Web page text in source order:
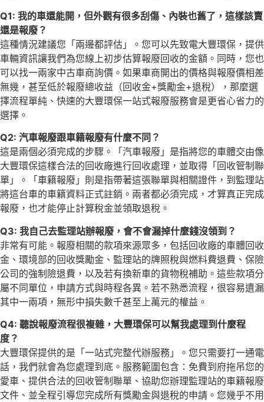
Q1: 我的車還能開，但外觀有很多刮傷、內裝也舊了，這樣該賣
還是報廢？
這種情況建議您「兩邊都評估」。您可以先致電大豐環保，提供
車輛資訊讓我們為您線上初步估算報廢回收的金額。同時，您也
可以找一兩家中古車商詢價。如果車商開出的價格與報廢價相差
無幾，甚至低於報廢總收益（回收金+獎勵金+退稅），那麼選
擇流程單純、快速的大豐環保一站式報廢服務會是更省心省力的
選擇。
Q2: 汽車報廢跟車籍報廢有什麼不同？
這是兩個必須完成的步驟。「汽車報廢」是指將您的車體交由像
大豐環保這樣合法的回收廠進行回收處理，並取得「回收管制聯
單」。「車籍報廢」則是指帶著這張聯單與相關證件，到監理站
將這台車的車籍資料正式註銷。兩者都必須完成，才算真正完成
報廢，也才能停止計算稅金並領取退稅。
Q3: 我自己去監理站辦報廢，會不會漏掉什麼錢沒領到？
非常有可能。報廢相關的款項來源眾多，包括回收廠的車體回收
金、環境部的回收獎勵金、監理站的牌照稅與燃料費退費、保險
公司的強制險退費，以及若有換新車的貨物稅補助。這些款項分
屬不同單位，申請方式與時程各異。若不熟悉流程，很容易遺漏
其中一兩項，無形中損失數千甚至上萬元的權益。
Q4: 聽說報廢流程很複雜，大豐環保可以幫我處理到什麼程
度？
大豐環保提供的是「一站式完整代辦服務」。您只需要打一通電
話，我們就會為您處理到底。服務範圍包含：免費到府拖吊您的
愛車、提供合法的回收管制聯單、協助您辦理監理站的車籍報廢
文件、並全程引導您完成所有獎勵金與退稅的申請。您幾乎不用